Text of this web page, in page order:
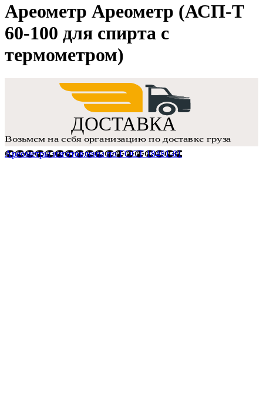
Ареометр Ареометр (АСП-Т
60-100 для спирта с
термометром)
Ареометры изготовлены по ГОСТ 18481-81